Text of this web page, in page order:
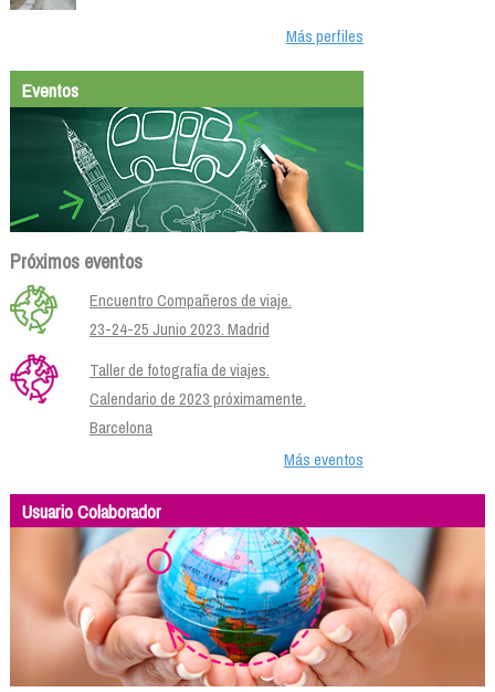
Más perfiles
Eventos
Próximos eventos
Encuentro Compañeros de viaje.
23-24-25 Junio 2023. Madrid
Taller de fotografía de viajes.
Calendario de 2023 próximamente.
Barcelona
Más eventos
Usuario Colaborador